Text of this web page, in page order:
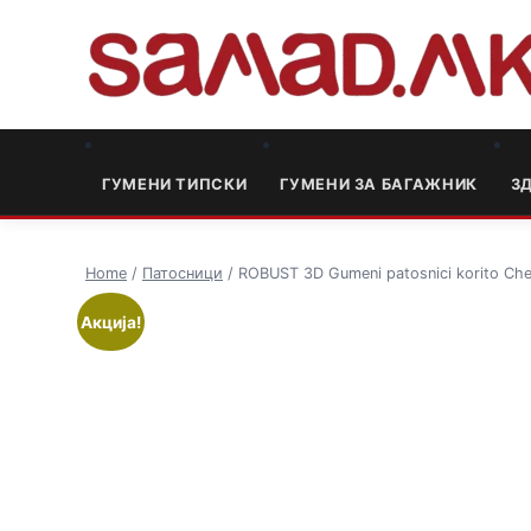
ГУМЕНИ ТИПСКИ ГУМЕНИ ЗА БАГАЖНИК
Home / Патосници / ROBUST 3D Gumeni patosnici korito
Акција!